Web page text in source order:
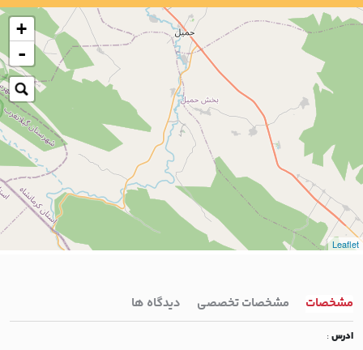
+
-
Leaflet
مشخصات مشخصات تخصصی دیدگاه ها
ادرس: